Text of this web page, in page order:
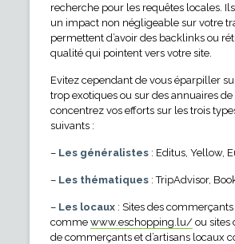
recherche pour les requêtes locales.
un impact non négligeable sur votre
permettent d’avoir des backlinks ou
qualité qui pointent vers votre site.
Evitez cependant de vous éparpiller
trop exotiques ou sur des annuaires de
concentrez vos efforts sur les trois
suivants :
– Les généralistes : Editus, Yellow,
– Les thématiques: TripAdvisor,
– Les locaux: Sites des commerçants
comme www.eschopping.lu/ou sites
de commerçants et d’artisans locaux